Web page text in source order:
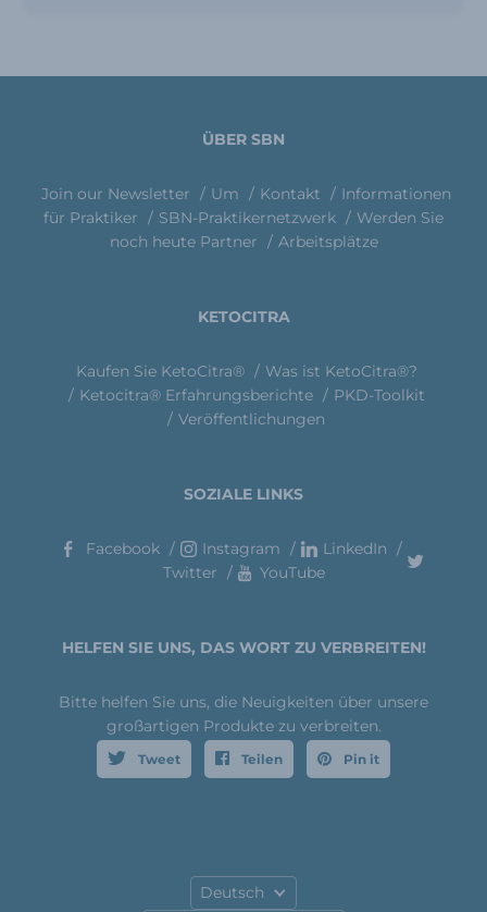
ÜBER SBN
Join our Newsletter Um Kontakt
Informationen
für Praktiker
SBN-Praktikernetzwerk
Werden Sie
noch heute Partner
Arbeitsplätze
KETOCITRA
Kaufen Sie KetoCitra®
Was ist KetoCitra®?
Ketocitra® Erfahrungsberichte
PKD-Toolkit
Veröffentlichungen
SOZIALE LINKS
Facebook Instagram
LinkedIn
Twitter
YouTube
HELFEN SIE UNS, DAS WORT ZU VERBREITEN!
Bitte helfen Sie uns, die Neuigkeiten über unsere
großartigen Produkte zu verbreiten.
Tweet Teilen Pin it
Sprache
Deutsch